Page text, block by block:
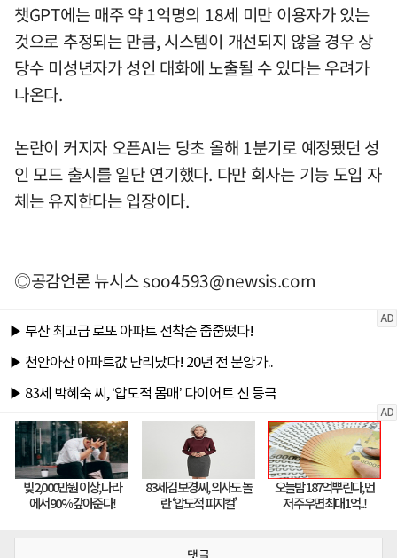
챗GPT에는 매주 약 1억명의 18세 미만 이용자가 있는
것으로 추정되는 만큼, 시스템이 개선되지 않을 경우 상
당수 미성년자가 성인 대화에 노출될 수 있다는 우려가
나온다.
논란이 커지자 오픈AI는 당초 올해 1분기로 예정됐던 성
인 모드 출시를 일단 연기했다. 다만 회사는 기능 도입 자
체는 유지한다는 입장이다.
◎공감언론 뉴시스soo4593@newsis.com
댓글